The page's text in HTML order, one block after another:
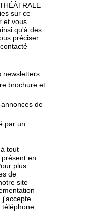
sur ce
et vous
qu'à des
préciser
newsletters
brochure et
de
par un
tout
en
plus
de
site
j'accepte